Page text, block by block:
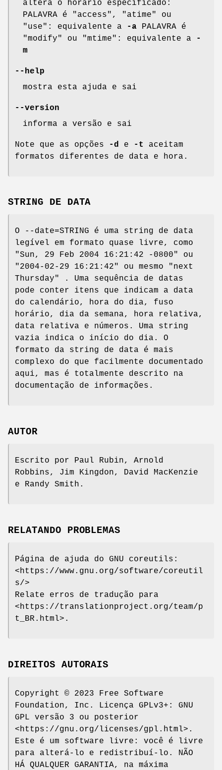
altera o horário especificado:
PALAVRA é "access", "atime" ou
"use": equivalente a
-a PALAVRA é
"modify" ou "mtime": equivalente a
-
m
--help
mostra esta ajuda e sai
--version
informa a versão e sai
Note que as opções -d e -t
aceitam
formatos diferentes de data e hora.
STRING DE DATA
O --date=STRING é uma string de data
legível em formato quase livre, como
"Sun, 29 Feb 2004 16:21:42 -0800" ou
"2004-02-29 16:21:42" ou mesmo "next
Thursday" . Uma sequência de datas
pode conter itens que indicam a data
do calendário, hora do dia, fuso
horário, dia da semana, hora relativa,
data relativa e números. Uma string
vazia indica o início do dia. O
formato da string de data é mais
complexo do que facilmente documentado
aqui, mas é totalmente descrito na
documentação de informações.
AUTOR
Escrito por Paul Rubin, Arnold
Robbins, Jim Kingdon, David MacKenzie
e Randy Smith.
RELATANDO PROBLEMAS
Página de ajuda do GNU coreutils:
<https://www.gnu.org/software/coreutil
s/>
Relate erros de tradução para
<https://translationproject.org/team/p
t_BR.html>.
DIREITOS AUTORAIS
Copyright © 2023 Free Software
Foundation, Inc. Licença GPLv3+: GNU
GPL versão 3 ou posterior
<https://gnu.org/licenses/gpl.html>.
Este é um software livre: você é livre
para alterá-lo e redistribuí-lo. NÃO
HÁ QUALQUER GARANTIA, na máxima